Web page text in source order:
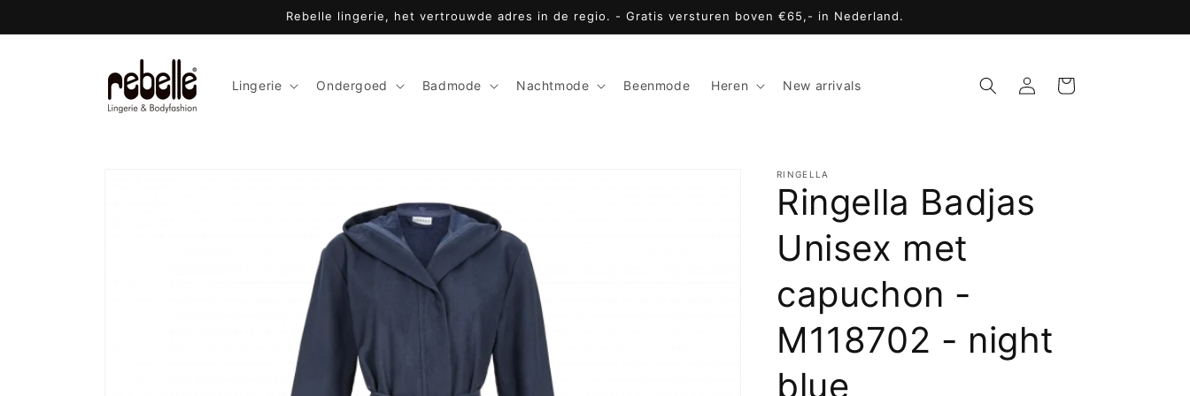
content
Rebelle lingerie, het vertrouwde adres in de regio. - Gratis versturen boven €65,- in Nederland.
Lingerie Ondergoed Badmode Nachtmode Beenmode Heren New arrivals Inloggen
Winkelwagen
RINGELLA
Ringella Badjas
Unisex met
capuchon -
M118702 - night
blue